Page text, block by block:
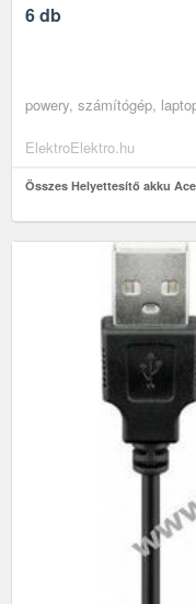
6 db
powery, számítógép,
ElektroElektro.hu
Összes Helyettesítő akku